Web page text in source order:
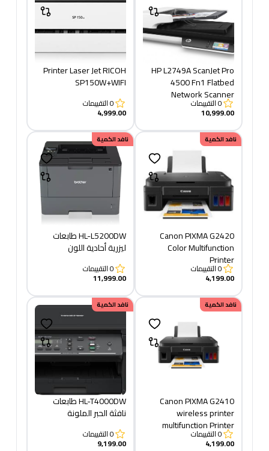
HP L2749A ScanJet Pro
4500 Fn1 Flatbed
Network Scanner
0التقييمات
10,999.00
Printer Laser Jet RICOH
SP150W+WIFI
0التقييمات
4,999.00
نافد الكمية
Canon PIXMA G2420
Color​ Multifunction
Printer
0التقييمات
4,199.00
نافد الكمية
HL-L5200DW طابعات
ليزرية أحادية اللون
0التقييمات
11,999.00
نافد الكمية
​​Canon PIXMA G2410
wireless printer
multifunction Printer
0التقييمات
4,199.00
نافد الكمية
HL-T4000DW طابعات
نافثة الحبر الملونة
0التقييمات
9,199.00